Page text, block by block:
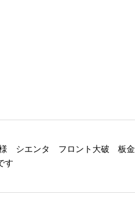
様 シエンタ フロント大破 板金
す